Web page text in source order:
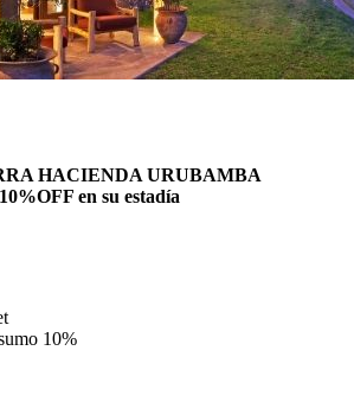
HACIENDA URUBAMBA
10%OFF en su estadía
10%